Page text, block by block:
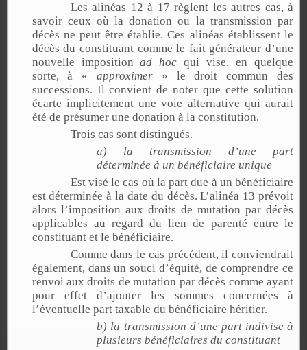
Les alinéas 12 à 17 règlent les autres cas, à
savoir ceux où la donation ou la transmission par
décès ne peut être établie. Ces alinéas établissent le
décès du constituant comme le fait générateur d’une
nouvelle impositionad hoc qui vise, en quelque
sorte, à «approximer » le droit commun des
successions. Il convient de noter que cette solution
écarte implicitement une voie alternative qui aurait
été de présumer une donation à la constitution.
Trois cas sont distingués.
a) la transmission d’une part
déterminée à un bénéficiaire unique
Est visé le cas où la part due à un bénéficiaire
est déterminée à la date du décès. L’alinéa 13 prévoit
alors l’imposition aux droits de mutation par décès
applicables au regard du lien de parenté entre le
constituant et le bénéficiaire.
Comme dans le cas précédent, il conviendrait
également, dans un souci d’équité, de comprendre ce
renvoi aux droits de mutation par décès comme ayant
pour effet d’ajouter les sommes concernées à
l’éventuelle part taxable du bénéficiaire héritier.
b) la transmission d’une part indivise à
plusieurs bénéficiaires du constituant